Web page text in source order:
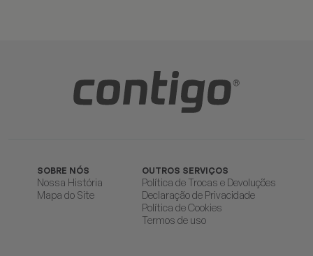
SOBRE NÓS
Nossa História
Mapa do Site
OUTROS SERVIÇOS
Política de Trocas e Devoluções
Declaração de Privacidade
Política de Cookies
Termos de uso